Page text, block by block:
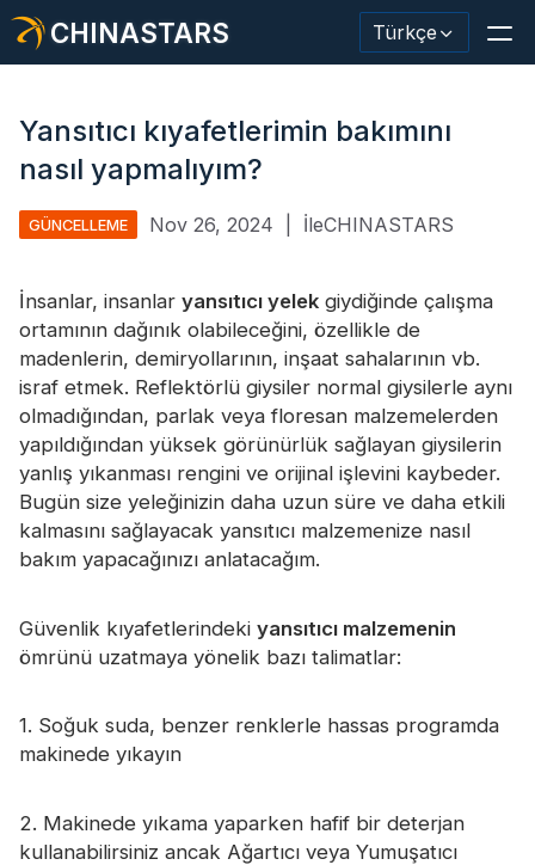
CHINASTARS Türkçe
Güvenlik Kıyafetleri
Karanlıkta Parlayan Malzeme
Endüstriyel Yıkama Trimi
CHINASTARS Hakkında
Yeni ürün
Sertifika
Video
Yansıtıcı kıyafetlerimin bakımını
nasıl yapmalıyım?
GÜNCELLEME Nov 26, 2024 İleCHINASTARS
İnsanlar, insanlar yansıtıcı yelek giydiğinde çalışma
ortamının dağınık olabileceğini, özellikle de
madenlerin, demiryollarının, inşaat sahalarının vb.
israf etmek. Reflektörlü giysiler normal giysilerle aynı
olmadığından, parlak veya floresan malzemelerden
yapıldığından yüksek görünürlük sağlayan giysilerin
yanlış yıkanması rengini ve orijinal işlevini kaybeder.
Bugün size yeleğinizin daha uzun süre ve daha etkili
kalmasını sağlayacak yansıtıcı malzemenize nasıl
bakım yapacağınızı anlatacağım.
Güvenlik kıyafetlerindeki yansıtıcı malzemenin
ömrünü uzatmaya yönelik bazı talimatlar:
1. Soğuk suda, benzer renklerle hassas programda
makinede yıkayın
2. Makinede yıkama yaparken hafif bir deterjan
kullanabilirsiniz ancak Ağartıcı veya Yumuşatıcı